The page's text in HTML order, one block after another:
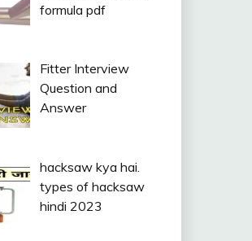
formula pdf
Fitter Interview
Question and
Answer
hacksaw kya hai.
types of hacksaw
hindi 2023